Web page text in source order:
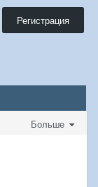
Регистрация
Больше